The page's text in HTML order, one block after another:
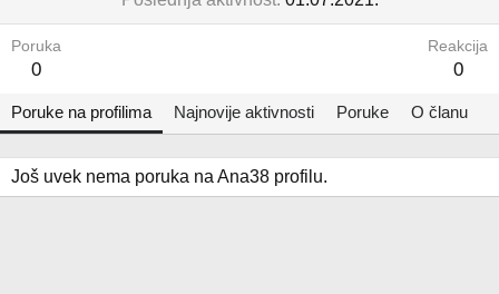
Poruka
0
Reakcija
0
Poruke na profilima Najnovije aktivnosti Poruke O članu
Još uvek nema poruka na Ana38 profilu.